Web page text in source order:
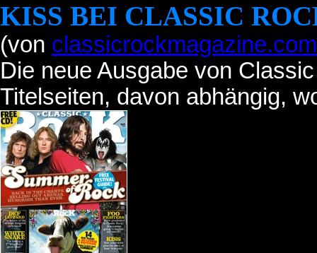
KISS BEI CLASSIC
(von classicrockmagazine.com
Die neue Ausgabe von
Titelseiten, davon abhängig,